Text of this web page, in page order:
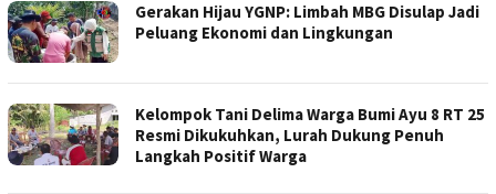
Gerakan Hijau YGNP: Limbah MBG Disulap Jadi
Peluang Ekonomi dan Lingkungan
Kelompok Tani Delima Warga Bumi Ayu 8 RT 25
Resmi Dikukuhkan, Lurah Dukung Penuh
Langkah Positif Warga